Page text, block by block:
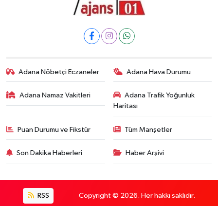
Adana Nöbetçi Eczaneler Adana Hava Durumu
Adana Namaz Vakitleri
Adana Trafik Yoğunluk
Haritası
Puan Durumu ve Fikstür Tüm Manşetler
Son Dakika Haberleri Haber Arşivi
RSS Copyright © 2026. Her hakkı saklıdır.